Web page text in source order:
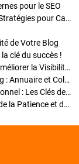
pour le SEO
Enrichir Vos Articles avec des Contenus Riches : Stratégies pour Captiver et Optimiser
de Votre Blog
clé du succès !
Optimisation SEO des Articles : Stratégies pour Améliorer la Visibilité de Votre Blog
Stratégies pour améliorer la visibilité de votre Blog : Annuaire et Collaborations
Pourquoi Investir dans un Nom de Domaine Personnel : Les Clés de la Réussite de Votre Blog
Comment Faire Émerger Votre Blog : Le Pouvoir de la Patience et de la Persévérance